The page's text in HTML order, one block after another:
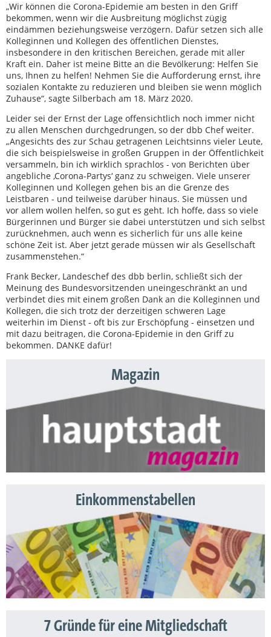
„Wir können die Corona-Epidemie am besten in den Griff
bekommen, wenn wir die Ausbreitung möglichst zügig
eindämmen beziehungsweise verzögern. Dafür setzen sich alle
Kolleginnen und Kollegen des öffentlichen Dienstes,
insbesondere in den kritischen Bereichen, gerade mit aller
Kraft ein. Daher ist meine Bitte an die Bevölkerung: Helfen Sie
uns, Ihnen zu helfen! Nehmen Sie die Aufforderung ernst, ihre
sozialen Kontakte zu reduzieren und bleiben sie wenn möglich
Zuhause“, sagte Silberbach am 18. März 2020.
Leider sei der Ernst der Lage offensichtlich noch immer nicht
zu allen Menschen durchgedrungen, so der dbb Chef weiter.
„Angesichts des zur Schau getragenen Leichtsinns vieler Leute,
die sich beispielsweise in großen Gruppen in der Öffentlichkeit
versammeln, bin ich wirklich sprachlos - von Berichten über
angebliche ‚Corona-Partys‘ ganz zu schweigen. Viele unserer
Kolleginnen und Kollegen gehen bis an die Grenze des
Leistbaren - und teilweise darüber hinaus. Sie müssen und
vor allem wollen helfen, so gut es geht. Ich hoffe, dass so viele
Bürgerinnen und Bürger sie dabei unterstützen und sich selbst
zurücknehmen, auch wenn es sicherlich für uns alle keine
schöne Zeit ist. Aber jetzt gerade müssen wir als Gesellschaft
zusammenstehen.“
Frank Becker, Landeschef des dbb berlin, schließt sich der
Meinung des Bundesvorsitzenden uneingeschränkt an und
verbindet dies mit einem großen Dank an die Kolleginnen und
Kollegen, die sich trotz der derzeitigen schweren Lage
weiterhin im Dienst - oft bis zur Erschöpfung - einsetzen und
mit dazu beitragen, die Corona-Epidemie in den Griff zu
bekommen. DANKE dafür!
Magazin
Einkommenstabellen
7 Gründe für eine Mitgliedschaft